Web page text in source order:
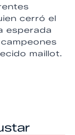
cerró el
esperada
maillot.